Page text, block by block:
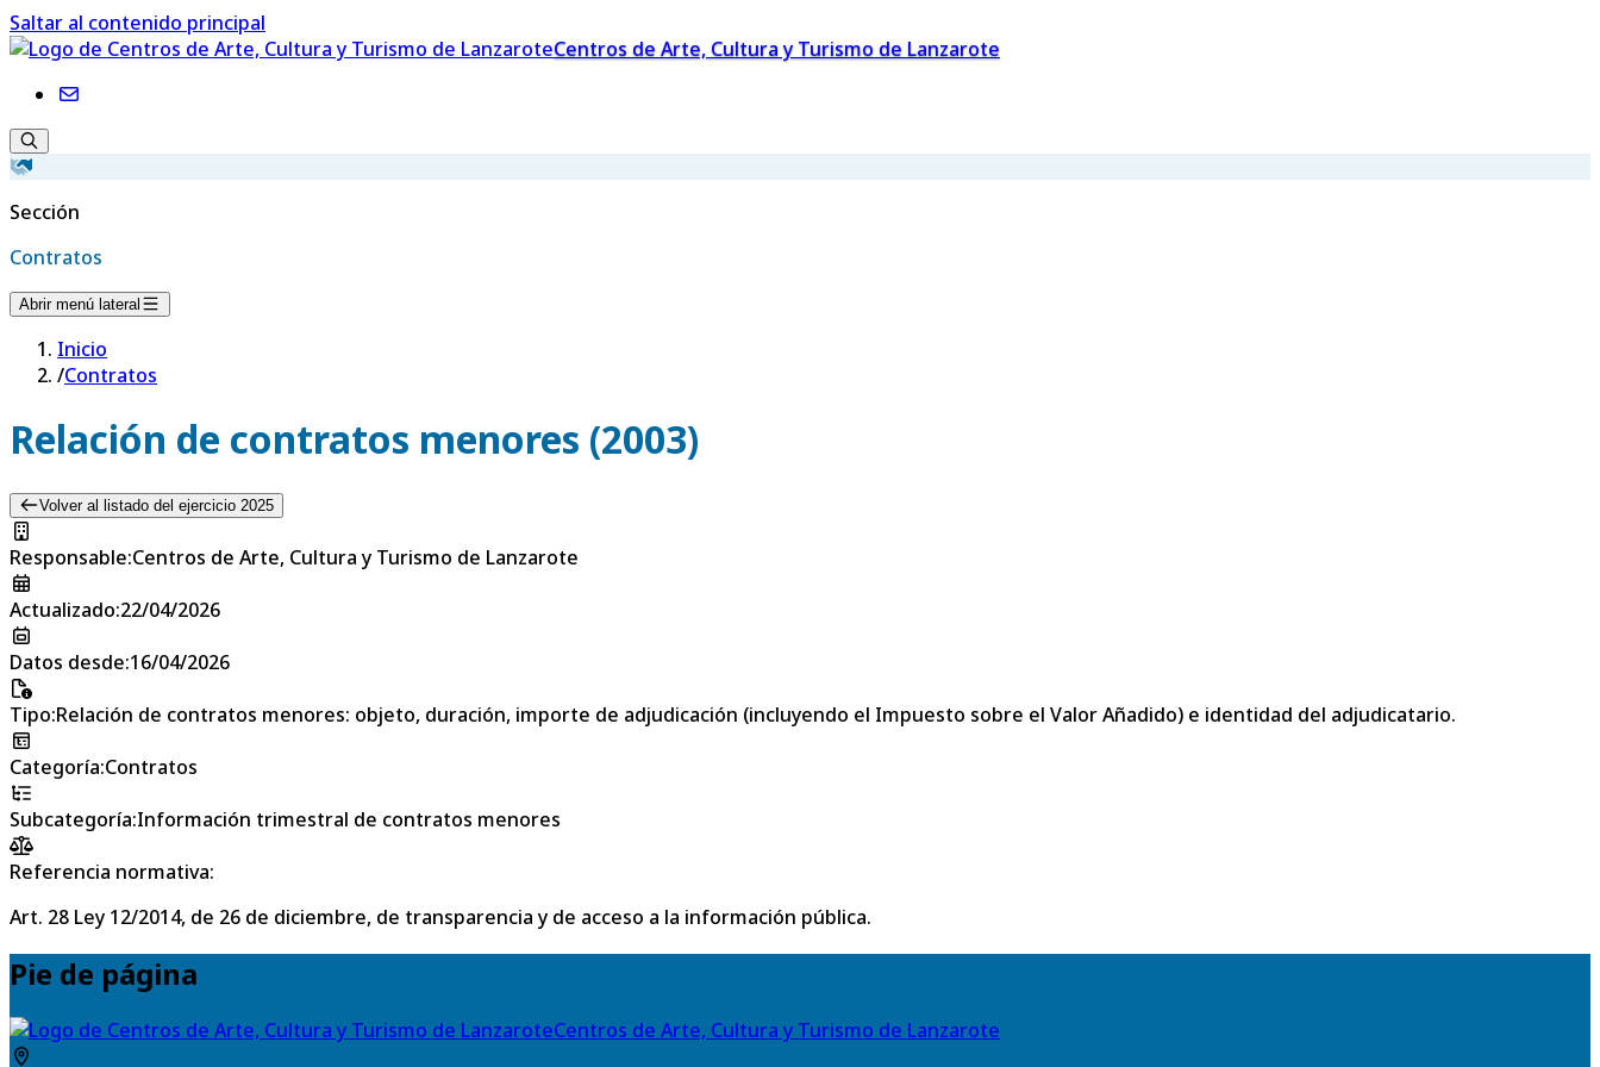
Saltar al contenido principal
Centros de Arte, Cultura y Turismo de Lanzarote
Sección
Contratos
Abrir menú lateral
Inicio
/Contratos
Relación de contratos menores (2003)
Volver al listado del ejercicio 2025
Responsable:Centros de Arte, Cultura y Turismo de Lanzarote
Actualizado:22/04/2026
Datos desde:16/04/2026
Tipo:Relación de contratos menores: objeto, duración, importe de adjudicación (incluyendo el Impuesto sobre el Valor Añadido) e identidad del adjudicatario.
Categoría:Contratos
Subcategoría:Información trimestral de contratos menores
Referencia normativa:
Art. 28 Ley 12/2014, de 26 de diciembre, de transparencia y de acceso a la información pública.
Pie de página
Centros de Arte, Cultura y Turismo de Lanzarote